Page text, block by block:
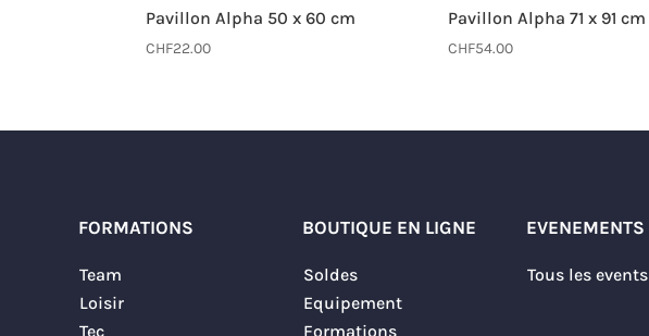
Pavillon Alpha 50 x 60 cm
CHF22.00
Pavillon Alpha 71 x 91 cm
CHF54.00
FORMATIONS
Team
Loisir
Tec
BOUTIQUE EN LIGNE
Soldes
Equipement
Formations
EVENEMENTS
Tous les events